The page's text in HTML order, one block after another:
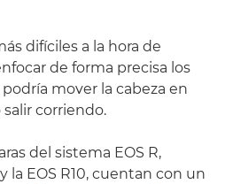
difíciles a la hora de
de forma precisa los
mover la cabeza en
corriendo.
del sistema EOS R,
la EOS R10, cuentan con un